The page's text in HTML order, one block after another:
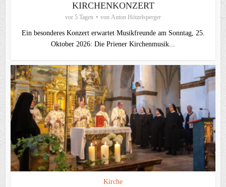
KIRCHENKONZERT
vor 5 Tagen von Anton Hötzelsperger
Ein besonderes Konzert erwartet Musikfreunde am Sonntag, 25.
Oktober 2026: Die Priener Kirchenmusik...
Kirche